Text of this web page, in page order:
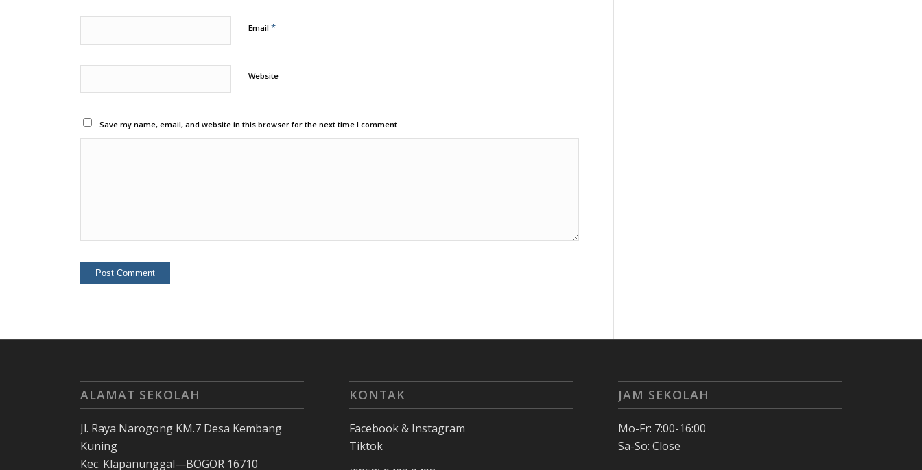
Email*
Website
Save my name, email, and website in this browser for the next time I comment.
ALAMAT SEKOLAH
Jl. Raya Narogong KM.7 Desa Kembang
Kuning
Kec. Klapanunggal—BOGOR 16710
KONTAK
Facebook & Instagram
Tiktok
JAM SEKOLAH
Mo-Fr: 7:00-16:00
Sa-So: Close